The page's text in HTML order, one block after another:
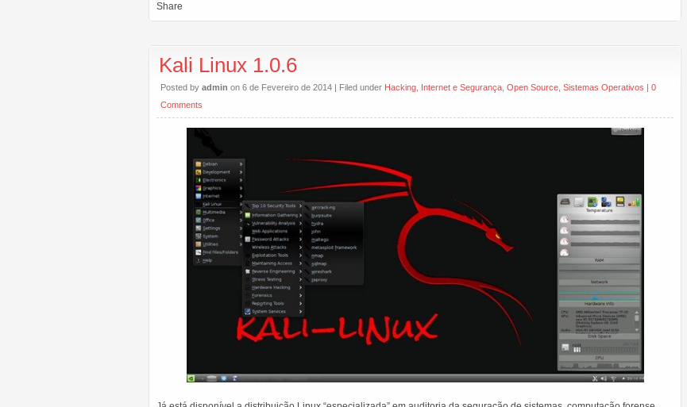
Share
Kali Linux 1.0.6
Posted by admin on 6 de Fevereiro de 2014 | Filed under Hacking Internet e Segurança Open Source Sistemas Operativos | 0
Comments